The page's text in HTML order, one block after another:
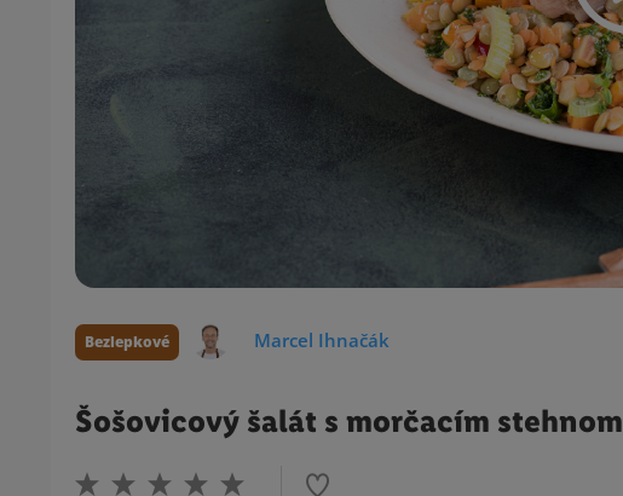
Bezlepkové Marcel Ihnačák
Šošovicový šalát s morčacím stehnom